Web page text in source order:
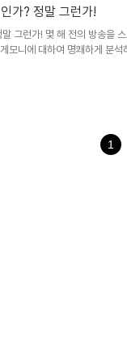
는 운명일지 모른다는 생각이
습니다. 가난하고 싶은사람
가? 정말 그런가!
그런가! 몇 해 전의 방송을
모니에 대하여 명쾌하게 분석
내용을 공유하고자 게재합
, 서로 조화를 이뤄 협력하지
1